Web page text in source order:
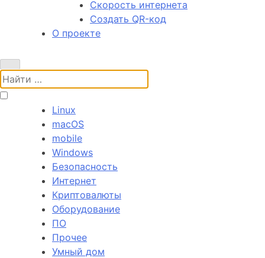
Скорость интернета
Создать QR-код
О проекте
Поиск:
Linux
macOS
mobile
Windows
Безопасность
Интернет
Криптовалюты
Оборудование
ПО
Прочее
Умный дом